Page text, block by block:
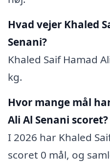
Hvad vejer Khaled
Senani?
Khaled Saif Hamad
kg.
Hvor mange mål
Ali Al Senani scoret?
I 2026 har Khaled
scoret 0 mål, og